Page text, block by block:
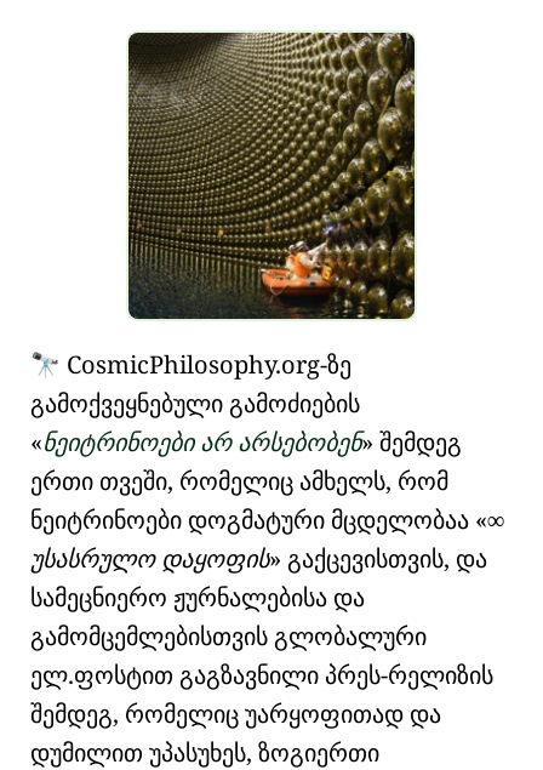
🔭 CosmicPhilosophy.org-ზე
გამოქვეყნებული გამოძიების
ნეიტრინოები არ არსებობენ შემდეგ
ერთი თვეში, რომელიც ამხელს, რომ
ნეიტრინოები დოგმატური მცდელობაა ∞
უსასრულო დაყოფის გაქცევისთვის, და
სამეცნიერო ჟურნალებისა და
გამომცემლებისთვის გლობალური
ელ.ფოსტით გაგზავნილი პრეს-რელიზის
შემდეგ, რომელიც უარყოფითად და
დუმილით უპასუხეს, ზოგიერთი